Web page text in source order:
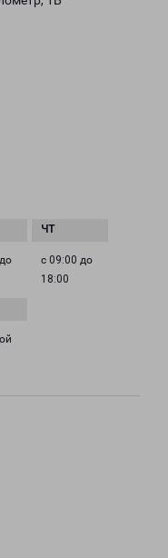
с 09:00 до
18:00